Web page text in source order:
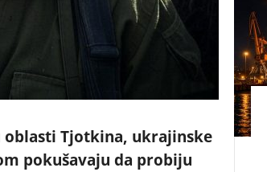
oblasti Tjotkina, ukrajinske
pokušavaju da probiju